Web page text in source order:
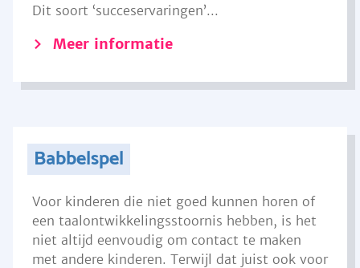
Dit soort ‘succeservaringen’...
Meer informatie
Babbelspel
Voor kinderen die niet goed kunnen horen of
een taalontwikkelingsstoornis hebben, is het
niet altijd eenvoudig om contact te maken
met andere kinderen. Terwijl dat juist ook voor